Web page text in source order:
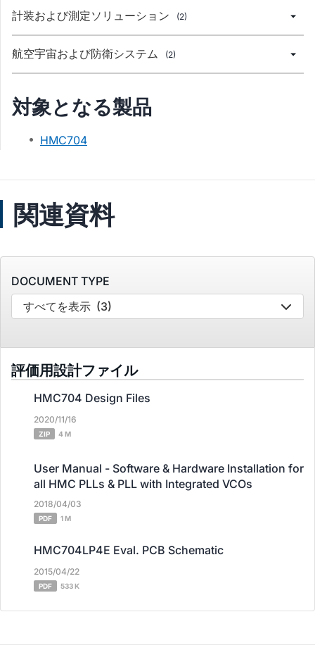
計装および測定ソリューション (2)
航空宇宙および防衛システム (2)
対象となる製品
HMC704
関連資料
DOCUMENT TYPE
すべてを表示 (3)
評価用設計ファイル
HMC704 Design Files
2020/11/16
ZIP 4 M
User Manual - Software & Hardware Installation for
all HMC PLLs & PLL with Integrated VCOs
2018/04/03
PDF 1 M
HMC704LP4E Eval. PCB Schematic
2015/04/22
PDF 533 K